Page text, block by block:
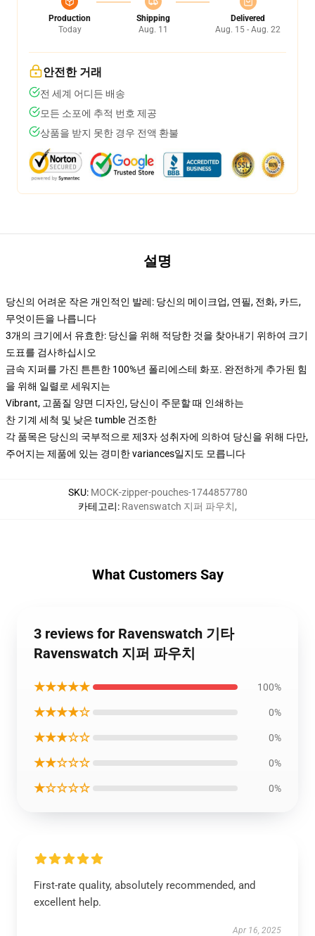
Production
Today
Shipping
Aug. 11
Delivered
Aug. 15 - Aug. 22
안전한 거래
전 세계 어디든 배송
모든 소포에 추적 번호 제공
상품을 받지 못한 경우 전액 환불
설명
당신의 어려운 작은 개인적인 발레: 당신의 메이크업, 연필, 전화, 카드,
무엇이든을 나릅니다
3개의 크기에서 유효한: 당신을 위해 적당한 것을 찾아내기 위하여 크기
도표를 검사하십시오
금속 지퍼를 가진 튼튼한 100%년 폴리에스테 화포. 완전하게 추가된 힘
을 위해 일렬로 세워지는
Vibrant, 고품질 양면 디자인, 당신이 주문할 때 인쇄하는
찬 기계 세척 및 낮은 tumble 건조한
각 품목은 당신의 국부적으로 제3자 성취자에 의하여 당신을 위해 다만,
주어지는 제품에 있는 경미한 variances일지도 모릅니다
SKU: MOCK-zipper-pouches-1744857780
카테고리: Ravenswatch 지퍼 파우치,
What Customers Say
3 reviews for Ravenswatch 기타
Ravenswatch 지퍼 파우치
★★★★★ 100%
★★★★☆ 0%
★★★☆☆ 0%
★★☆☆☆ 0%
★☆☆☆☆ 0%
First-rate quality, absolutely recommended, and
excellent help.
Apr 16, 2025